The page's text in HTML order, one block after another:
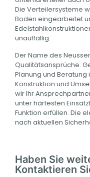
Die Verteilersysteme
Boden eingearbeitet
unauffällig.
Der Name des
Qualitätsansprüche.
Planung und Beratung
Konstruktion und
wir Ihr
unter härtesten
Funktion erfüllen. Die
nach aktuellen
Haben Sie
Kontaktieren